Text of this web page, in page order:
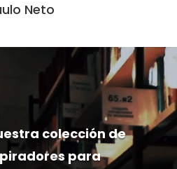
Neto
colección de
para